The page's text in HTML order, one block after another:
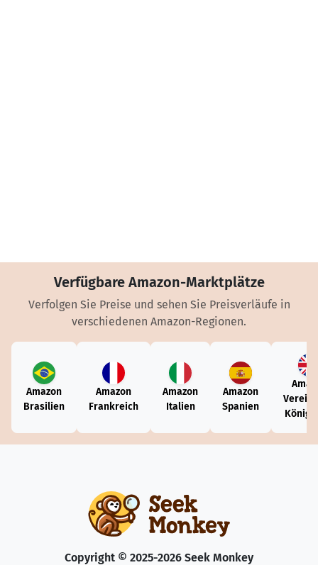
Verfügbare Amazon-Marktplätze
Verfolgen Sie Preise und sehen Sie Preisverläufe in
verschiedenen Amazon-Regionen.
Amazon
Brasilien
Amazon
Frankreich
Amazon
Italien
Amazon
Spanien
Copyright © 2025-2026 Seek Monkey